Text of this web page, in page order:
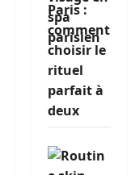
Paris :
comment
choisir le
rituel
parfait à
deux